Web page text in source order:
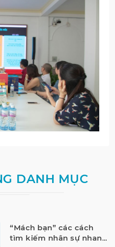
DANH MỤC
“Mách bạn” các cách
tìm kiếm nhân sự nhanh